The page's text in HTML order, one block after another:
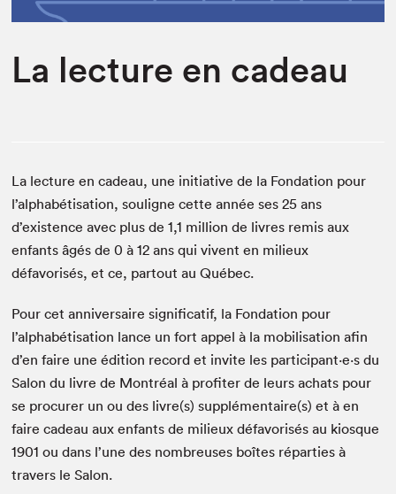
Espace médias
La lecture en cadeau
La lecture en cadeau, une initiative de la Fondation pour
l’alphabétisation, souligne cette année ses 25 ans
d’existence avec plus de 1,1 million de livres remis aux
enfants âgés de 0 à 12 ans qui vivent en milieux
défavorisés, et ce, partout au Québec.
Pour cet anniversaire significatif, la Fondation pour
l’alphabétisation lance un fort appel à la mobilisation afin
d’en faire une édition record et invite les participant·e·s du
Salon du livre de Montréal à profiter de leurs achats pour
se procurer un ou des livre(s) supplémentaire(s) et à en
faire cadeau aux enfants de milieux défavorisés au kiosque
1901 ou dans l’une des nombreuses boîtes réparties à
travers le Salon.